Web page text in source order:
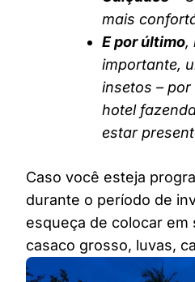
mais
E por último,
importante,
insetos –
hotel
estar
Caso você esteja
durante o período de
esqueça de colocar em
casaco grosso, luvas,